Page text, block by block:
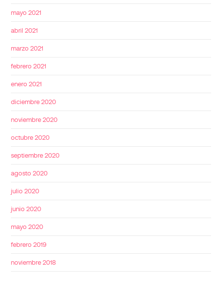
mayo 2021
abril 2021
marzo 2021
febrero 2021
enero 2021
diciembre 2020
noviembre 2020
octubre 2020
septiembre 2020
agosto 2020
julio 2020
junio 2020
mayo 2020
febrero 2019
noviembre 2018